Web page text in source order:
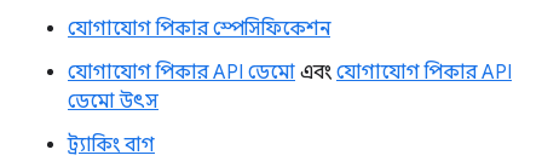
যোগাযোগ পিকার স্পেসিফিকেশন
যোগাযোগ পিকার API ডেমো এবং যোগাযোগ পিকার API
ডেমো উৎস
ট্র্যাকিং বাগ